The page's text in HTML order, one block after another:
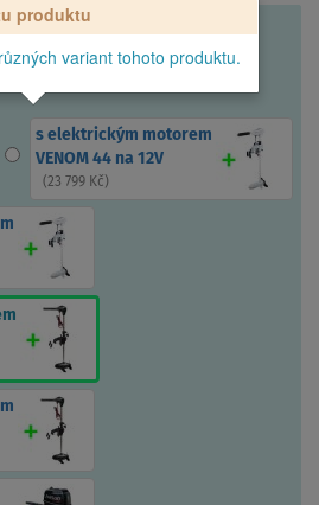
produktu
variant tohoto produktu.
s elektrickým motorem
VENOM 44 na 12V
(23 799 Kč)